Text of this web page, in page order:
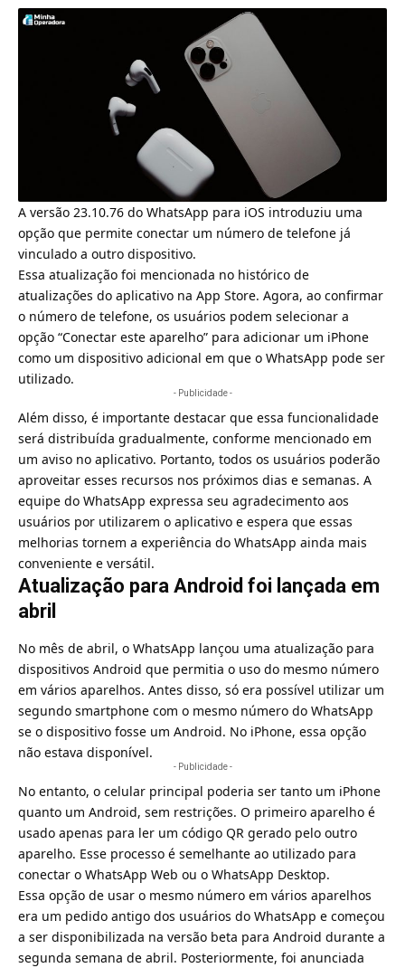
A versão 23.10.76 do WhatsApp para iOS introduziu uma
opção que permite conectar um número de telefone já
vinculado a outro dispositivo.
Essa atualização foi mencionada no histórico de
atualizações do aplicativo na App Store. Agora, ao confirmar
o número de telefone, os usuários podem selecionar a
opção “Conectar este aparelho” para adicionar um iPhone
como um dispositivo adicional em que o WhatsApp pode ser
utilizado.
- Publicidade -
Além disso, é importante destacar que essa funcionalidade
será distribuída gradualmente, conforme mencionado em
um aviso no aplicativo. Portanto, todos os usuários poderão
aproveitar esses recursos nos próximos dias e semanas. A
equipe do WhatsApp expressa seu agradecimento aos
usuários por utilizarem o aplicativo e espera que essas
melhorias tornem a experiência do WhatsApp ainda mais
conveniente e versátil.
Atualização para Android foi lançada em
abril
No mês de abril, o WhatsApp lançou uma atualização para
dispositivos Android que permitia o uso do mesmo número
em vários aparelhos. Antes disso, só era possível utilizar um
segundo smartphone com o mesmo número do WhatsApp
se o dispositivo fosse um Android. No iPhone, essa opção
não estava disponível.
- Publicidade -
No entanto, o celular principal poderia ser tanto um iPhone
quanto um Android, sem restrições. O primeiro aparelho é
usado apenas para ler um código QR gerado pelo outro
aparelho. Esse processo é semelhante ao utilizado para
conectar o WhatsApp Web ou o WhatsApp Desktop.
Essa opção de usar o mesmo número em vários aparelhos
era um pedido antigo dos usuários do WhatsApp e começou
a ser disponibilizada na versão beta para Android durante a
segunda semana de abril. Posteriormente, foi anunciada